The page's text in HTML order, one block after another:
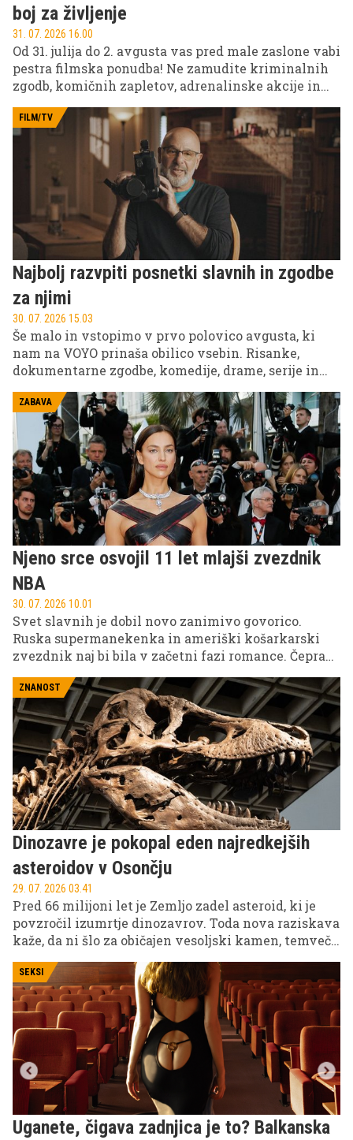
boj za življenje
31. 07. 2026 16.00
Od 31. julija do 2. avgusta vas pred male zaslone vabi
pestra filmska ponudba! Ne zamudite kriminalnih
zgodb, komičnih zapletov, adrenalinske akcije in
filmov za vso družino na POP TV, Kanalu A in KINO.
FILM/TV
Najbolj razvpiti posnetki slavnih in zgodbe
za njimi
30. 07. 2026 15.03
Še malo in vstopimo v prvo polovico avgusta, ki
nam na VOYO prinaša obilico vsebin. Risanke,
dokumentarne zgodbe, komedije, drame, serije in
izbrane slovenske filme. Sebastijan Cavazza, Inja
Zalta, Domen Valič, Lea Mihevc in ostali vas v
prihodnjih dneh čakajo na VOYO!
ZABAVA
Njeno srce osvojil 11 let mlajši zvezdnik
NBA
30. 07. 2026 10.01
Svet slavnih je dobil novo zanimivo govorico.
Ruska supermanekenka in ameriški košarkarski
zvezdnik naj bi bila v začetni fazi romance. Čeprav
druženja sprožila številna ugibanja.
ZNANOST
Dinozavre je pokopal eden najredkejših
asteroidov v Osončju
29. 07. 2026 03.41
Pred 66 milijoni let je Zemljo zadel asteroid, ki je
povzročil izumrtje dinozavrov. Toda nova raziskava
kaže, da ni šlo za običajen vesoljski kamen, temveč
SEKSI
Uganete, čigava zadnjica je to? Balkanska